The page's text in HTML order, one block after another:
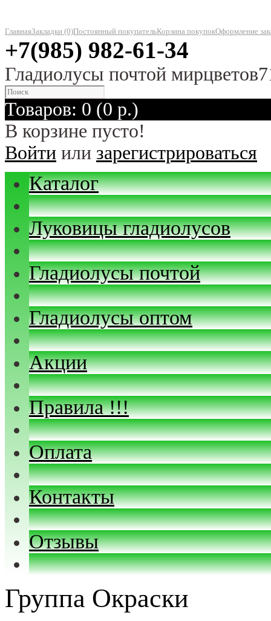
ГлавнаяЗакладки (0)Постоянный покупательКорзина покупокОформление
+7(985) 982-61-34
Гладиолусы почтой
Товаров: 0 (0 р.)
В корзине пусто!
Войти или зарегистрироваться
Каталог
Луковицы гладиолусов
Гладиолусы почтой
Гладиолусы оптом
Акции
Правила !!!
Оплата
Контакты
Отзывы
Группа Окраски